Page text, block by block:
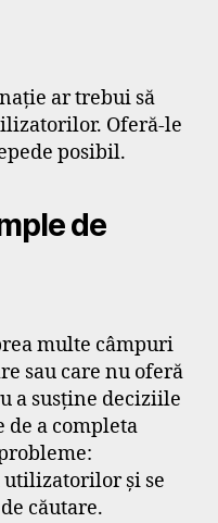
ar trebui să
Oferă-le
posibil.
de
multe câmpuri
sau care nu oferă
a susține deciziile
a completa
și se
căutare.